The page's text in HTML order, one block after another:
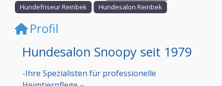
Hundefriseur Reinbek
Hundesalon Reinbek
Profil
Hundesalon Snoopy seit 1979
-Ihre Spezialisten für professionelle